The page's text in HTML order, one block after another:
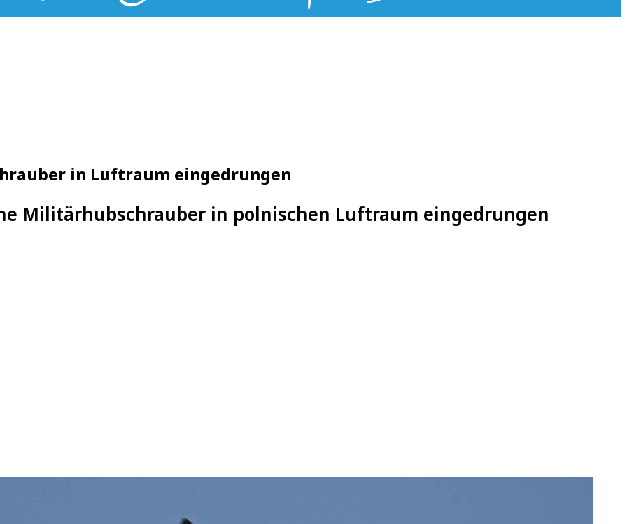
in Luftraum eingedrungen
Militärhubschrauber in polnischen Luftraum eingedrungen